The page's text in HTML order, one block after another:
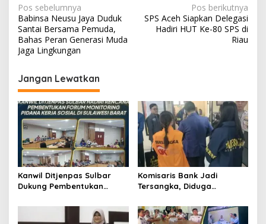
N
a
v
i
g
a
s
i
p
o
s
Pos sebelumnya
Babinsa Neusu Jaya Duduk
Santai Bersama Pemuda,
Bahas Peran Generasi Muda
Jaga Lingkungan
Pos berikutnya
SPS Aceh Siapkan Delegasi
Hadiri HUT Ke-80 SPS di
Riau
Jangan Lewatkan
Kanwil Ditjenpas Sulbar
Dukung Pembentukan
Kerja Sosial
Komisaris Bank Jadi
Tersangka, Diduga
M